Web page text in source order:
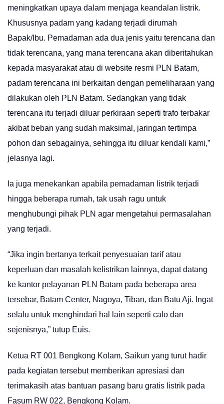
meningkatkan upaya dalam menjaga keandalan listrik.
Khususnya padam yang kadang terjadi dirumah
Bapak/Ibu. Pemadaman ada dua jenis yaitu terencana dan
tidak terencana, yang mana terencana akan diberitahukan
kepada masyarakat atau di website resmi PLN Batam,
padam terencana ini berkaitan dengan pemeliharaan yang
dilakukan oleh PLN Batam. Sedangkan yang tidak
terencana itu terjadi diluar perkiraan seperti trafo terbakar
akibat beban yang sudah maksimal, jaringan tertimpa
pohon dan sebagainya, sehingga itu diluar kendali kami,”
jelasnya lagi.
Ia juga menekankan apabila pemadaman listrik terjadi
hingga beberapa rumah, tak usah ragu untuk
menghubungi pihak PLN agar mengetahui permasalahan
yang terjadi.
“Jika ingin bertanya terkait penyesuaian tarif atau
keperluan dan masalah kelistrikan lainnya, dapat datang
ke kantor pelayanan PLN Batam pada beberapa area
tersebar, Batam Center, Nagoya, Tiban, dan Batu Aji. Ingat
selalu untuk menghindari hal lain seperti calo dan
sejenisnya,” tutup Euis.
Ketua RT 001 Bengkong Kolam, Saikun yang turut hadir
pada kegiatan tersebut memberikan apresiasi dan
terimakasih atas bantuan pasang baru gratis listrik pada
Fasum RW 022, Bengkong Kolam.